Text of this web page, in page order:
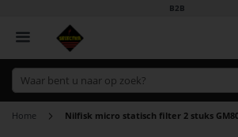
B2B
Home Nilfisk micro statisch filter 2 stuks GM80